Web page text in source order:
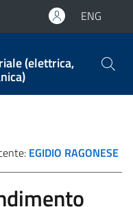
ENG
(elettrica,
EGIDIO RAGONESE